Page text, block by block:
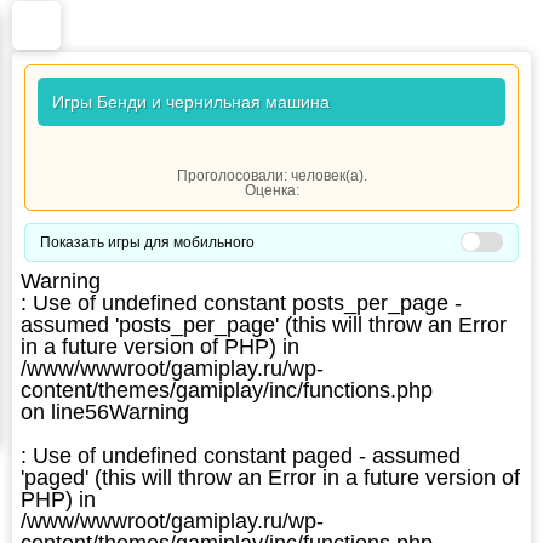
Игры Бенди и чернильная машина
Проголосовали: человек(а).
Оценка:
Показать игры для мобильного
Warning
: Use of undefined constant posts_per_page -
assumed 'posts_per_page' (this will throw an Error
in a future version of PHP) in
/www/wwwroot/gamiplay.ru/wp-
content/themes/gamiplay/inc/functions.php
on line56Warning
: Use of undefined constant paged - assumed
'paged' (this will throw an Error in a future version of
PHP) in
/www/wwwroot/gamiplay.ru/wp-